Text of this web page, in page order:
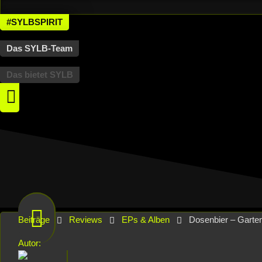
#SYLBSPIRIT
Das SYLB-Team
Das bietet SYLB
Beiträge Reviews EPs & Alben Dosenbier –
Autor: